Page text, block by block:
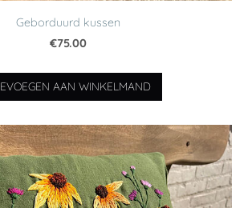
Geborduurd kussen
€75.00
AAN WINKELMAND